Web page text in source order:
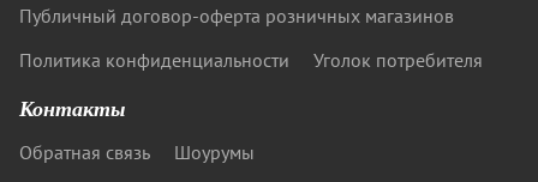
Публичный договор-оферта розничных магазинов
Политика конфиденциальности
Уголок потребителя
Контакты
Обратная связь Шоурумы